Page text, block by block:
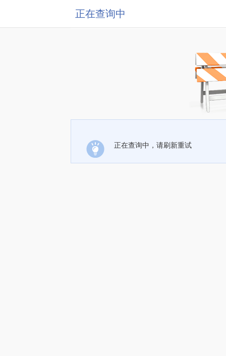
正在查询中
正在查询中，请刷新重试